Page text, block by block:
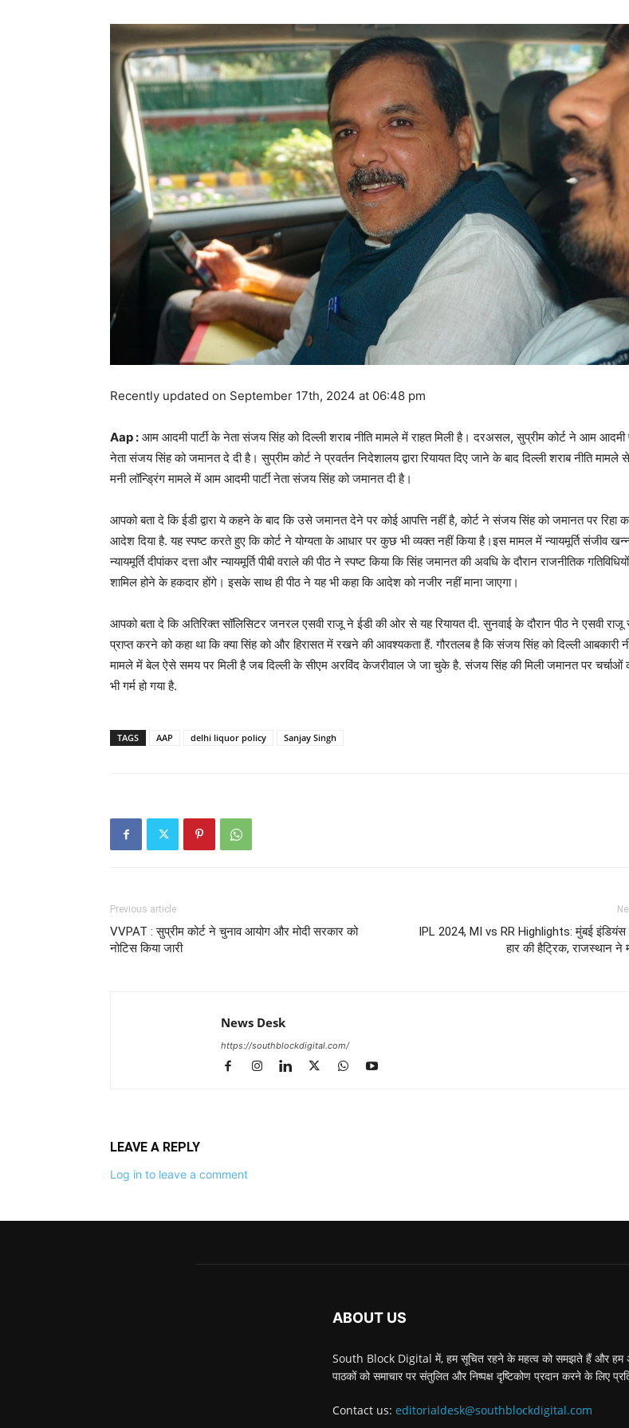
Recently updated on September 17th, 2024 at 06:48 pm
Aap : आम आदमी पार्टी के नेता संजय सिंह को दिल्ली शराब नीति मामले में राहत मिली है। दरअसल, सुप्रीम कोर्ट ने आम आदमी
नेता संजय सिंह को जमानत दे दी है। सुप्रीम कोर्ट ने प्रवर्तन निदेशालय द्वारा रियायत दिए जाने के बाद दिल्ली शराब नीति
मनी लॉन्ड्रिंग मामले में आम आदमी पार्टी नेता संजय सिंह को जमानत दी है।
आपको बता दे कि ईडी द्वारा ये कहने के बाद कि उसे जमानत देने पर कोई आपत्ति नहीं है, कोर्ट ने संजय सिंह को जमानत पर रिहा
आदेश दिया है. यह स्पष्ट करते हुए कि कोर्ट ने योग्यता के आधार पर कुछ भी व्यक्त नहीं किया है।इस मामल में न्यायमूर्ति संजीव
न्यायमूर्ति दीपांकर दत्ता और न्यायमूर्ति पीबी वराले की पीठ ने स्पष्ट किया कि सिंह जमानत की अवधि के दौरान राजनीतिक
शामिल होने के हकदार होंगे। इसके साथ ही पीठ ने यह भी कहा कि आदेश को नजीर नहीं माना जाएगा।
आपको बता दे कि अतिरिक्त सॉलिसिटर जनरल एसवी राजू ने ईडी की ओर से यह रियायत दी. सुनवाई के दौरान पीठ ने एसवी राजू
प्राप्त करने को कहा था कि क्या सिंह को और हिरासत में रखने की आवश्यकता हैं. गौरतलब है कि संजय सिंह को दिल्ली आबकारी
मामले में बेल ऐसे समय पर मिली है जब दिल्ली के सीएम अरविंद केजरीवाल जे जा चुके है. संजय सिंह की मिली जमानत पर चर्चाओं
भी गर्म हो गया है.
TAGS AAP delhi liquor policy Sanjay Singh
Previous article
VVPAT : सुप्रीम कोर्ट ने चुनाव आयोग और मोदी सरकार को
नोटिस किया जारी
IPL 2024, MI vs RR Highlights: मुंबई इंडियंस
हार की हैट्रिक, राजस्थान ने
News Desk
https://southblockdigital.com/
LEAVE A REPLY
Log in to leave a comment
ABOUT US
South Block Digital में, हम सूचित रहने के महत्व को समझते हैं और हम
पाठकों को समाचार पर संतुलित और निष्पक्ष दृष्टिकोण प्रदान करने के लिए
Contact us: editorialdesk@southblockdigital.com